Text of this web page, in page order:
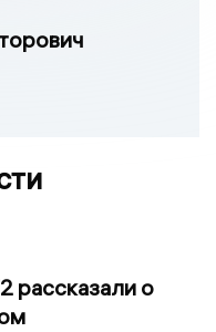
рассказали о